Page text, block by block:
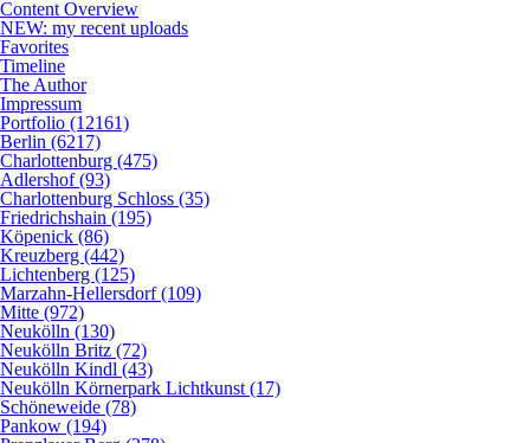
Content Overview
NEW: my recent uploads
Favorites
Timeline
The Author
Impressum
Portfolio (12161)
Berlin (6217)
Charlottenburg (475)
Adlershof (93)
Charlottenburg Schloss (35)
Friedrichshain (195)
Köpenick (86)
Kreuzberg (442)
Lichtenberg (125)
Marzahn-Hellersdorf (109)
Mitte (972)
Neukölln (130)
Neukölln Britz (72)
Neukölln Kindl (43)
Neukölln Körnerpark Lichtkunst (17)
Schöneweide (78)
Pankow (194)